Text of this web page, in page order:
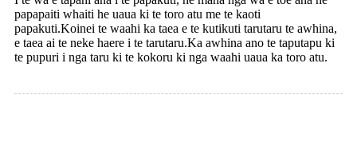
papapaiti whaiti he uaua ki te toro atu me te kaoti
papakuti.Koinei te waahi ka taea e te kutikuti tarutaru te awhina,
e taea ai te neke haere i te tarutaru.Ka awhina ano te taputapu ki
te pupuri i nga taru ki te kokoru ki nga waahi uaua ka toro atu.